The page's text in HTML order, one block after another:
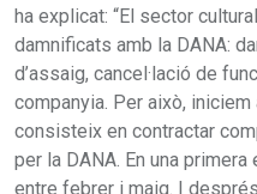
ha explicat: “El sector
damnificats amb la DANA:
d’assaig, cancel·lació de
companyia. Per això,
consisteix en contractar
per la DANA. En una
entre febrer i maig. I